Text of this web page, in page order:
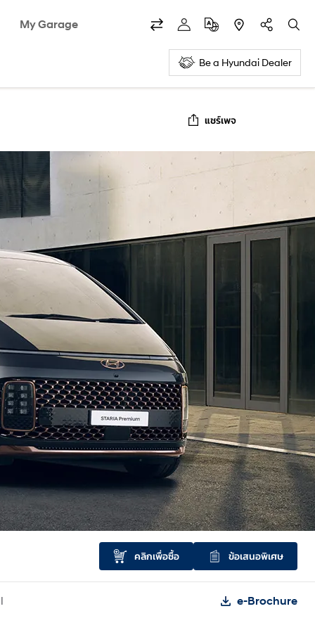
My Garage
Be a Hyundai Dealer
แชร์เพจ
คลิกเพื่อซื้อ ข้อเสนอพิเศษ
e-Brochure